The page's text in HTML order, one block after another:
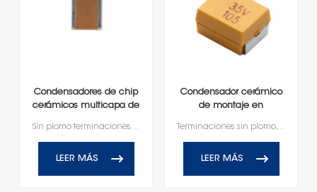
Condensadores de chip
cerámicos multicapa de
Sin plomo terminaciones, RoHS y alcanzar el cumplimiento
LEER MÁS
Condensador cerámico
de montaje en
Terminaciones sin plomo, compatibles con RoHS y Reach
LEER MÁS